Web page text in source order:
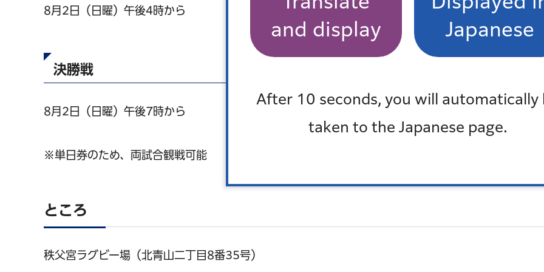
and display
Japanese
After 10 seconds, you will automatically
taken to the Japanese page.
8月2日（日曜）午後4時から
決勝戦
8月2日（日曜）午後7時から
※単日券のため、両試合観戦可能
ところ
秩父宮ラグビー場（北青山二丁目8番35号）